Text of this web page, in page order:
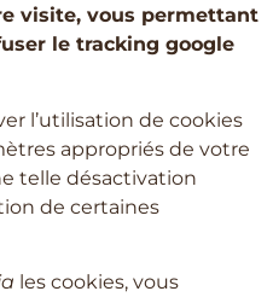
visite, vous permettant
le tracking google
l’utilisation de cookies
appropriés de votre
telle désactivation
de certaines
les cookies, vous